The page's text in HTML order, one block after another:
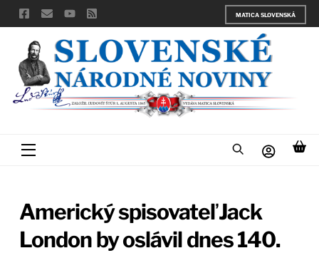
Skip
to
content
MATICA SLOVENSKÁ
Menu
Americký spisovateľ Jack
London by oslávil dnes 140.